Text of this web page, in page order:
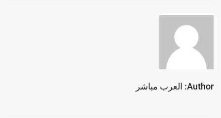
Author: العرب مباشر